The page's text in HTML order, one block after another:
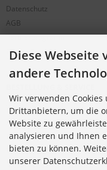
Datenschutz
AGB
Partnerprogramm
Cookie Einstellungen
Versandkosten
Alternative Bestellwege
Sicher Einkaufen
Widerrufsrecht
Muster-Widerrufsformular
Diese Webseite
andere
Wir verwenden
Drittanbietern, um die
Website zu
analysieren und Ihnen
bieten zu können.
unserer